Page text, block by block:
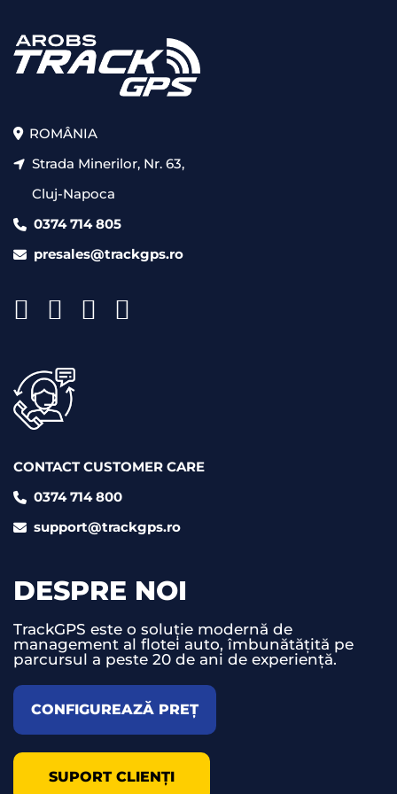
ROMÂNIA
Strada Minerilor, Nr. 63,
Cluj-Napoca
0374 714 805
presales@trackgps.ro
CONTACT CUSTOMER CARE
0374 714 800
support@trackgps.ro
DESPRE NOI
TrackGPS este o soluție modernă de
management al flotei auto, îmbunătățită pe
parcursul a peste 20 de ani de experiență.
CONFIGUREAZĂ PREȚ
SUPORT CLIENȚI